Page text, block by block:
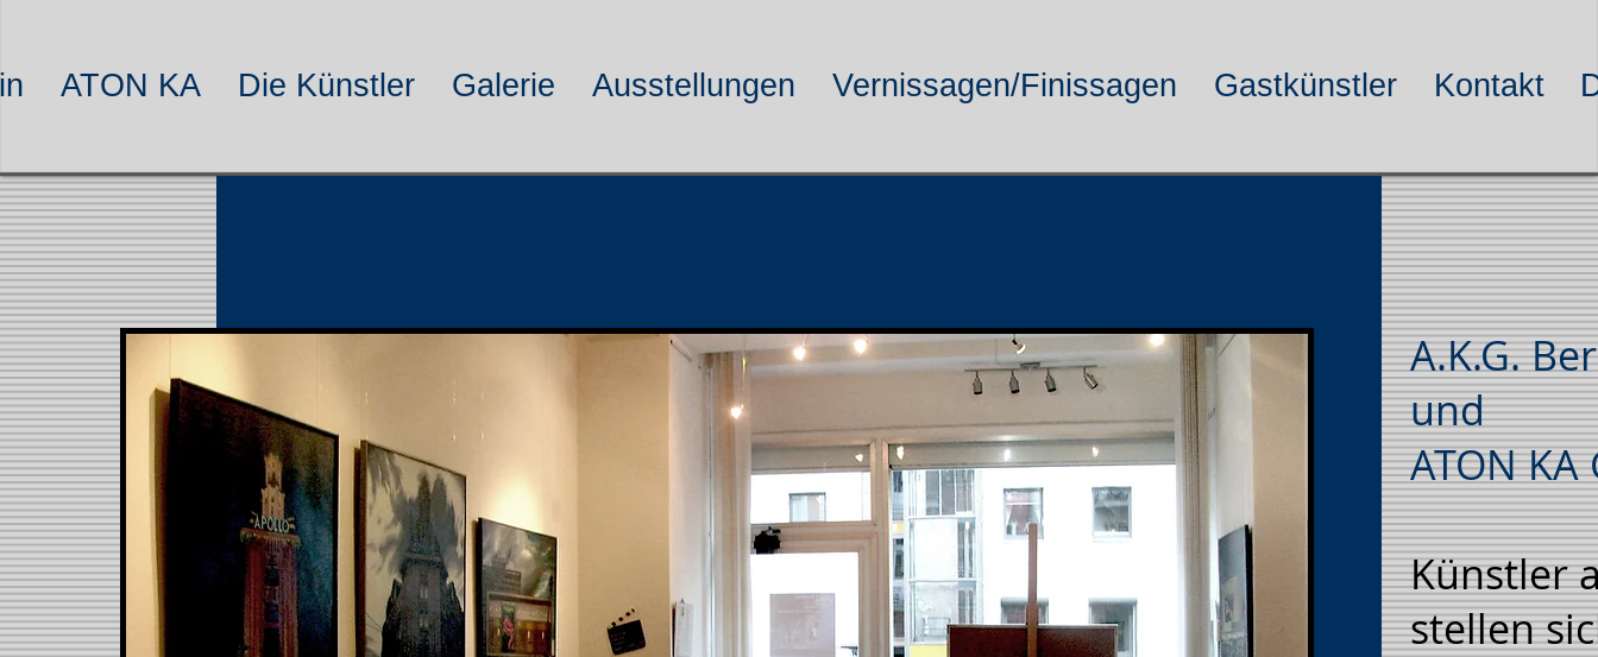
ATON KA Die Künstler Galerie Ausstellungen Vernissagen/Finissagen Gastkünstler Kontakt
A.K.G.
und
ATON KA
Künstler
stellen